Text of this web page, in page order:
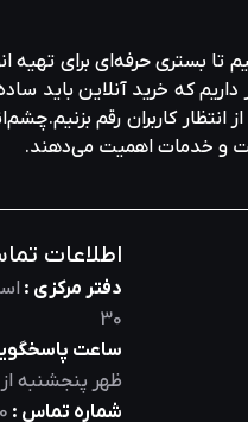
بستری حرفه‌ای برای تهیه‌
که خرید آنلاین باید
کاربران رقم
و خدمات اهمیت می‌دهند.
اطلاعات
دفتر مرکزی :
30
ساعت
ظهر پنجشنبه
شماره تماس :